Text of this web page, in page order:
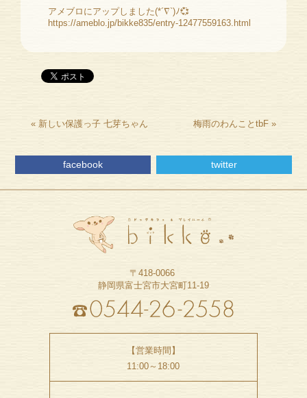
アメブロにアップしました(*´∇`)ﾉ💞
https://ameblo.jp/bikke835/entry-12477559163.html
« 新しい保護っ子 七芽ちゃん 梅雨のわんことtbF»
facebook twitter
〒418-0066
静岡県富士宮市大宮町11-19
【営業時間】
11:00～18:00